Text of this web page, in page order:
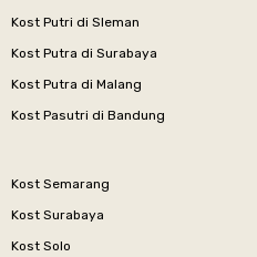
Kost Putri di Sleman
Kost Putra di Surabaya
Kost Putra di Malang
Kost Pasutri di Bandung
Kost Semarang
Kost Surabaya
Kost Solo